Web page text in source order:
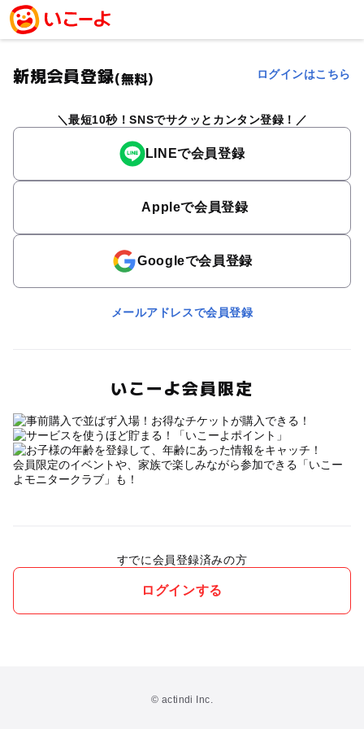
新規会員登録(無料) ログインはこちら
最短10秒！SNSでサクッとカンタン登録！
LINEで会員登録
Appleで会員登録
Googleで会員登録
メールアドレスで会員登録
いこーよ会員限定
会員限定のイベントや、家族で楽しみながら参加できる「いこー
よモニタークラブ」も！
すでに会員登録済みの方
ログインする
© actindi Inc.